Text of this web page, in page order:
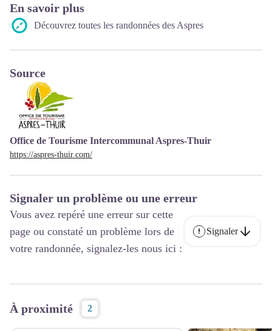
En savoir plus
Découvrez toutes les randonnées des Aspres
Source
Office de Tourisme Intercommunal Aspres-Thuir
https://aspres-thuir.com/
Signaler un problème ou une erreur
Vous avez repéré une erreur sur cette
page ou constaté un problème lors de
votre randonnée, signalez-les nous ici :
Signaler
À proximité 2